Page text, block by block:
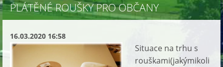
PLÁTĚNÉ ROUŠKY PRO OBČANY
16.03.2020 16:58
Situace na trhu s
rouškami(jakýmikoli